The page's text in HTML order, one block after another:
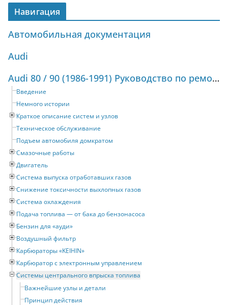
Навигация
Автомобильная документация
Audi
Audi 80 / 90 (1986-1991) Руководство по ремонту и техническому обслуживанию
Введение
Немного истории
Краткое описание систем и узлов
Техническое обслуживание
Подъем автомобиля домкратом
Смазочные работы
Двигатель
Система выпуска отработавших газов
Снижение токсичности выхлопных газов
Система охлаждения
Подача топлива — от бака до бензонасоса
Бензин для «ауди»
Воздушный фильтр
Карбюраторы «KEIHIN»
Карбюратор с электронным управлением
Системы центрального впрыска топлива
Важнейшие узлы и детали
Принцип действия